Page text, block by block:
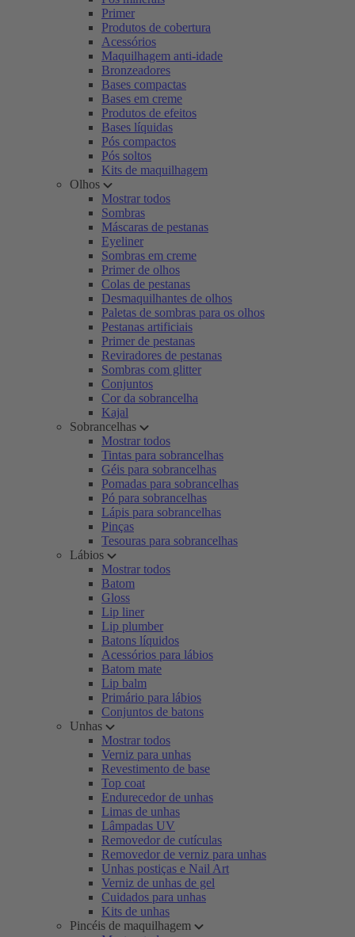
Primer
Produtos de cobertura
Acessórios
Maquilhagem anti-idade
Bronzeadores
Bases compactas
Bases em creme
Produtos de efeitos
Bases líquidas
Pós compactos
Pós soltos
Kits de maquilhagem
Olhos
Mostrar todos
Sombras
Máscaras de pestanas
Eyeliner
Sombras em creme
Primer de olhos
Colas de pestanas
Desmaquilhantes de olhos
Paletas de sombras para os olhos
Pestanas artificiais
Primer de pestanas
Reviradores de pestanas
Sombras com glitter
Conjuntos
Cor da sobrancelha
Kajal
Sobrancelhas
Mostrar todos
Tintas para sobrancelhas
Géis para sobrancelhas
Pomadas para sobrancelhas
Pó para sobrancelhas
Lápis para sobrancelhas
Pinças
Tesouras para sobrancelhas
Lábios
Mostrar todos
Batom
Gloss
Lip liner
Lip plumber
Batons líquidos
Acessórios para lábios
Batom mate
Lip balm
Primário para lábios
Conjuntos de batons
Unhas
Mostrar todos
Verniz para unhas
Revestimento de base
Top coat
Endurecedor de unhas
Limas de unhas
Lâmpadas UV
Removedor de cutículas
Removedor de verniz para unhas
Unhas postiças e Nail Art
Verniz de unhas de gel
Cuidados para unhas
Kits de unhas
Pincéis de maquilhagem